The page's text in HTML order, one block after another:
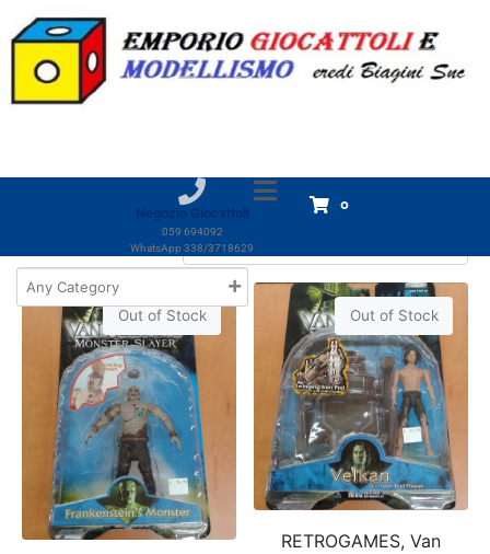
Negozio Giocattoli
059 694092
WhatsApp 338/3718629
0
Home Prodotti Giocattoli
RETROGAMES
Van Helsing
Visualizzazione di 4 risultati
Out of Stock Out of Stock
RETROGAMES, Van